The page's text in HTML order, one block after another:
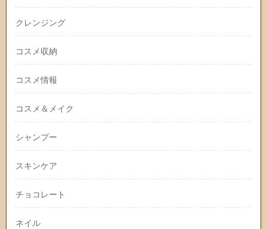
クレンジング
コスメ収納
コスメ情報
コスメ＆メイク
シャンプー
スキンケア
チョコレート
ネイル